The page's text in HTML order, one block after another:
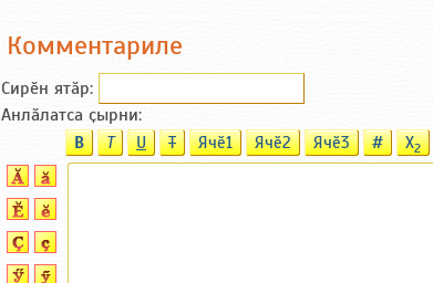
Комментариле
Сирӗн ятӑp:
Анлӑлатса ҫырни:
B T U T Ячӗ1 Ячӗ2 Ячӗ3 # X2